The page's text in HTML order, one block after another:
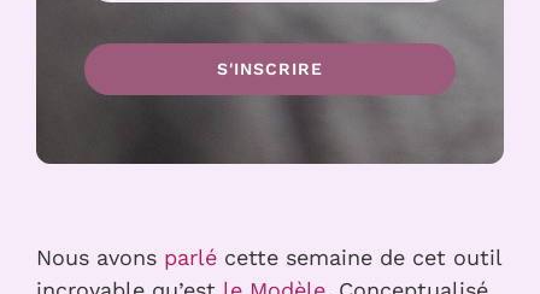
S'INSCRIRE
Nous avons parlé cette semaine de cet outil